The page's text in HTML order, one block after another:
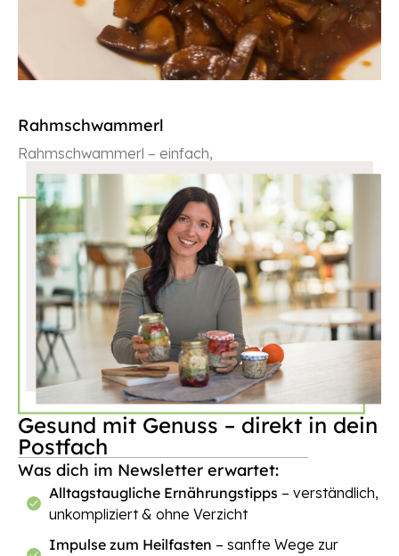
Rahmschwammerl
Rahmschwammerl – einfach,
WEITERLESEN
Gesund mit Genuss – direkt in dein
Postfach
Was dich im Newsletter erwartet:
Alltagstaugliche Ernährungstipps – verständlich,
unkompliziert & ohne Verzicht
Impulse zum Heilfasten – sanfte Wege zur